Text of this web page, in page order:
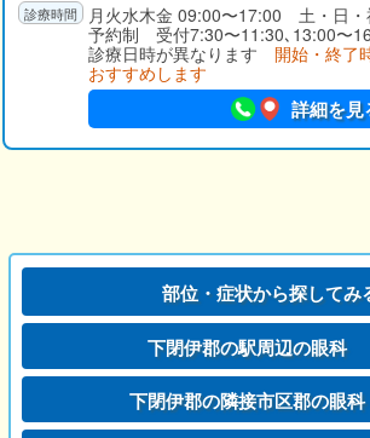
月火水木金 09:00〜17:00 土・日
予約制 受付7:30〜11:30､13:00〜
診療日時が異なります 開始・終了
おすすめします
詳細を見
部位・症状から探してみ
下閉伊郡の駅周辺の眼科
下閉伊郡の隣接市区郡の眼科